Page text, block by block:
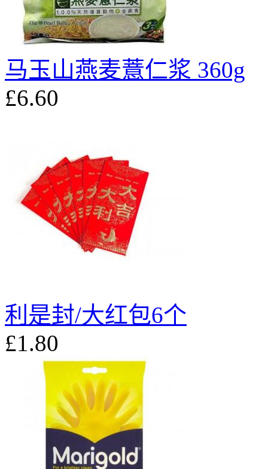
马玉山燕麦薏仁浆 360g
£6.60
利是封/大红包6个
£1.80